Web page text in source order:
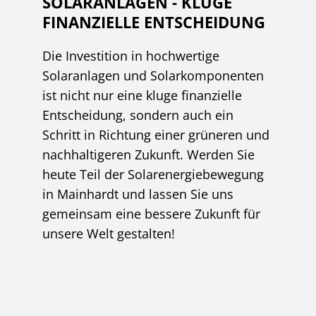
FINANZIELLE ENTSCHEIDUNG
Die Investition in hochwertige
Solaranlagen und Solarkomponenten
ist nicht nur eine kluge finanzielle
Entscheidung, sondern auch ein
Schritt in Richtung einer grüneren und
nachhaltigeren Zukunft. Werden Sie
heute Teil der Solarenergiebewegung
in Mainhardt und lassen Sie uns
gemeinsam eine bessere Zukunft für
unsere Welt gestalten!